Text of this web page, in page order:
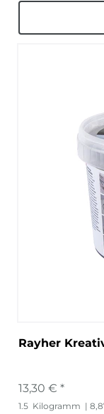
Rayher
13,30 € *
1.5 Kilogramm |